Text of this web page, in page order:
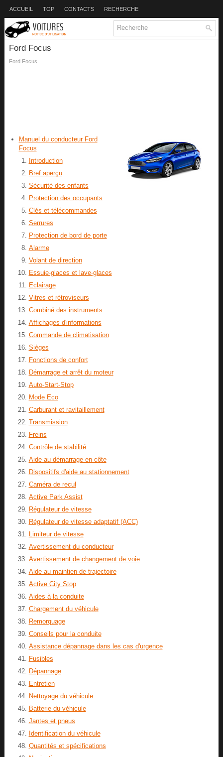
ACCUEIL TOP CONTACTS RECHERCHE
Ford Focus
Ford Focus
Manuel du conducteur Ford
Focus
Introduction
Bref aperçu
Sécurité des enfants
Protection des occupants
Clés et télécommandes
Serrures
Protection de bord de porte
Alarme
Volant de direction
Essuie-glaces et lave-glaces
Eclairage
Vitres et rétroviseurs
Combiné des instruments
Affichages d'informations
Commande de climatisation
Sièges
Fonctions de confort
Démarrage et arrêt du moteur
Auto-Start-Stop
Mode Eco
Carburant et ravitaillement
Transmission
Freins
Contrôle de stabilité
Aide au démarrage en côte
Dispositifs d'aide au stationnement
Caméra de recul
Active Park Assist
Régulateur de vitesse
Régulateur de vitesse adaptatif (ACC)
Limiteur de vitesse
Avertissement du conducteur
Avertissement de changement de voie
Aide au maintien de trajectoire
Active City Stop
Aides à la conduite
Chargement du véhicule
Remorquage
Conseils pour la conduite
Assistance dépannage dans les cas d'urgence
Fusibles
Dépannage
Entretien
Nettoyage du véhicule
Batterie du véhicule
Jantes et pneus
Identification du véhicule
Quantités et spécifications